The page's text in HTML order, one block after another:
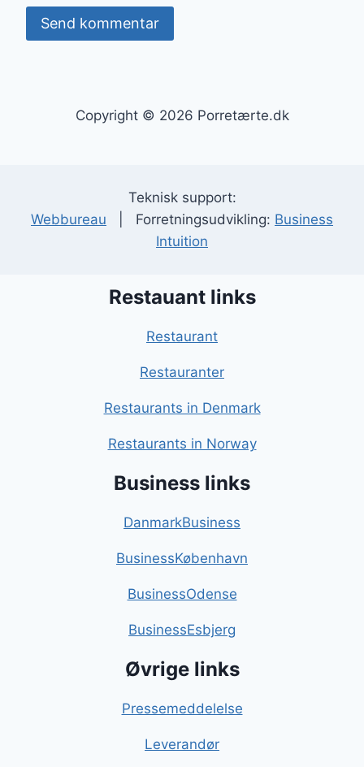
Copyright © 2026 Porretærte.dk
Teknisk support:
Webbureau | Forretningsudvikling: Business
Intuition
Restauant links
Restaurant
Restauranter
Restaurants in Denmark
Restaurants in Norway
Business links
DanmarkBusiness
BusinessKøbenhavn
BusinessOdense
BusinessEsbjerg
Øvrige links
Pressemeddelelse
Leverandør